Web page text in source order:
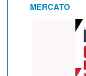
MERCATO